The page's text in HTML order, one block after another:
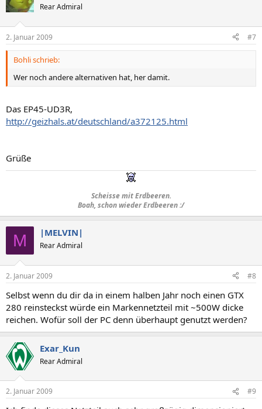
Rear Admiral
2. Januar 2009 #7
Bohli schrieb:
Wer noch andere alternativen hat, her damit.
Das EP45-UD3R,
http://geizhals.at/deutschland/a372125.html
Grüße
Scheisse mit Erdbeeren.
Boah, schon wieder Erdbeeren :/
M |MELVIN|
Rear Admiral
2. Januar 2009 #8
Selbst wenn du dir da in einem halben Jahr noch einen GTX
280 reinsteckst würde ein Markennetzteil mit ~500W dicke
reichen. Wofür soll der PC denn überhaupt genutzt werden?
Exar_Kun
Rear Admiral
2. Januar 2009 #9